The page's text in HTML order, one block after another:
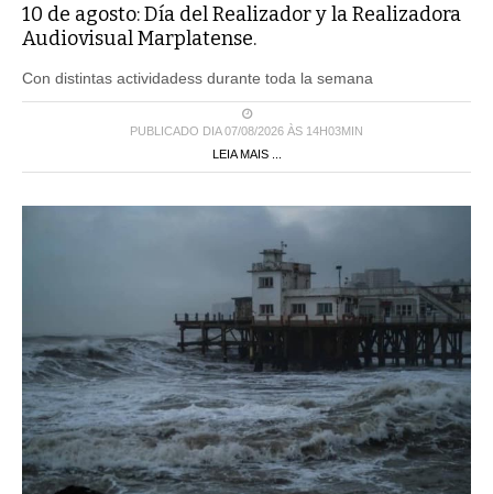
10 de agosto: Día del Realizador y la Realizadora
Audiovisual Marplatense.
Con distintas actividadess durante toda la semana
PUBLICADO DIA 07/08/2026 ÀS 14H03MIN
LEIA MAIS ...